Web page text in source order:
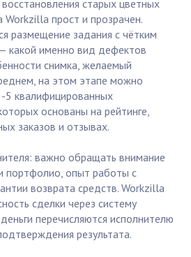
восстановления старых цветных
прост и прозрачен.
размещение задания с чётким
какой именно вид дефектов
снимка, желаемый
на этом этапе можно
5 квалифицированных
основаны на рейтинге,
заказов и отзывах.
важно обращать внимание
портфолио, опыт работы с
возврата средств. Workzilla
сделки через систему
перечисляются исполнителю
результата.